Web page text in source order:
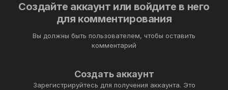
Создайте аккаунт или войдите в него
для комментирования
Вы должны быть пользователем, чтобы оставить
комментарий
Создать аккаунт
Зарегистрируйтесь для получения аккаунта. Это